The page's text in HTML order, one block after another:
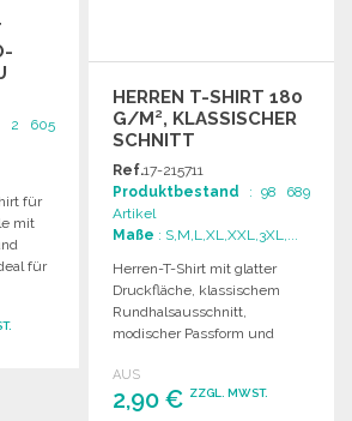
2 605
für
mit
für
HERREN T-SHIRT 180
G/M², KLASSISCHER
SCHNITT
Ref.17-215711
Produktbestand : 98 689
Artikel
Maße : S,M,L,XL,XXL,3XL,...
Herren-T-Shirt mit glatter
Druckfläche, klassischem
Rundhalsausschnitt,
modischer Passform und
Etikette. Ideal für DTG-Druck.
AUS
2,90 € ZZGL. MWST.